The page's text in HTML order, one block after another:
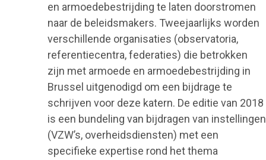
en armoedebestrijding te laten doorstromen
naar de beleidsmakers. Tweejaarlijks worden
verschillende organisaties (observatoria,
referentiecentra, federaties) die betrokken
zijn met armoede en armoedebestrijding in
Brussel uitgenodigd om een bijdrage te
schrijven voor deze katern. De editie van 2018
is een bundeling van bijdragen van instellingen
(VZW’s, overheidsdiensten) met een
specifieke expertise rond het thema